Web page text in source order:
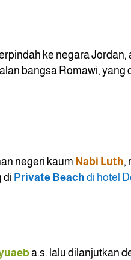
ke negara
bangsa Romawi, yang
negeri kaum Nabi Luth,
di Private Beachdi hotel
a.s. lalu dilanjutkan